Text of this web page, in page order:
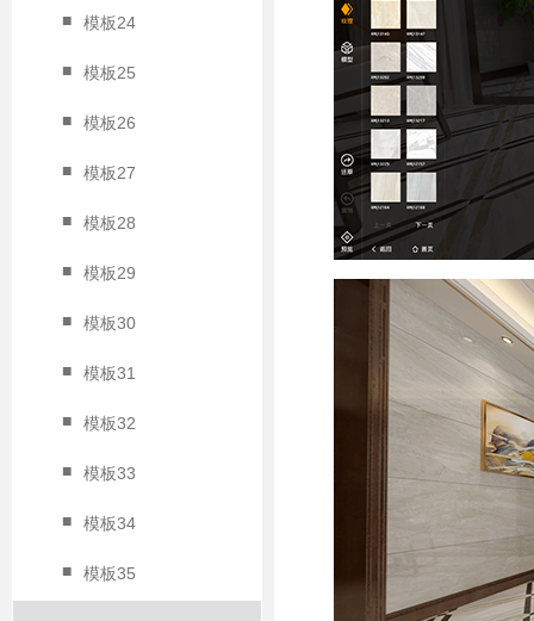
■ 模板24
■ 模板25
■ 模板26
■ 模板27
■ 模板28
■ 模板29
■ 模板30
■ 模板31
■ 模板32
■ 模板33
■ 模板34
■ 模板35